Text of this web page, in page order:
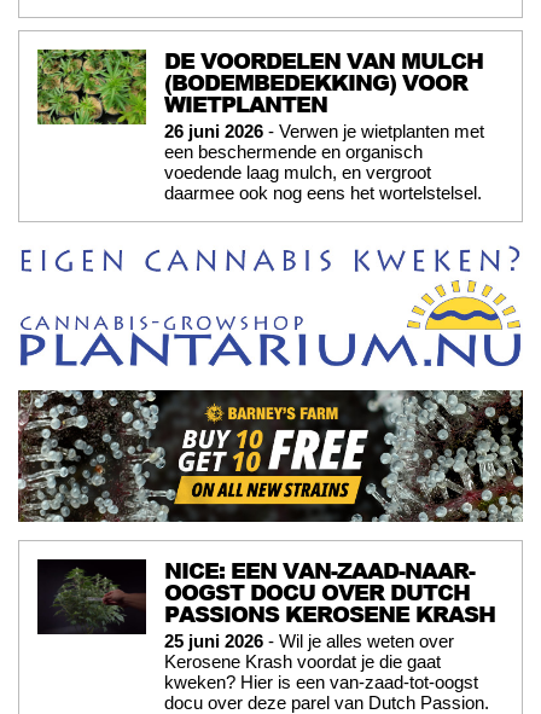
DE VOORDELEN VAN MULCH
(BODEMBEDEKKING) VOOR
WIETPLANTEN
26 juni 2026 - Verwen je wietplanten met
een beschermende en organisch
voedende laag mulch, en vergroot
daarmee ook nog eens het wortelstelsel.
NICE: EEN VAN-ZAAD-NAAR-
OOGST DOCU OVER DUTCH
PASSIONS KEROSENE KRASH
25 juni 2026 - Wil je alles weten over
Kerosene Krash voordat je die gaat
kweken? Hier is een van-zaad-tot-oogst
docu over deze parel van Dutch Passion.